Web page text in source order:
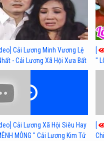
Cải Lương Minh Vương Lệ
- Cải Lương Xã Hội Xưa Bất
[
"
Cải Lương Xã Hội Siêu Hay
MÔNG " Cải Lương Kim Tử
[